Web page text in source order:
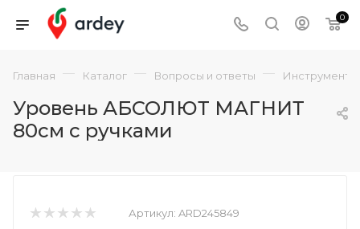
0
Главная — Каталог — Вопросы и ответы — Инструмент
Уровень АБСОЛЮТ МАГНИТ
80см с ручками
Артикул: ARD245849